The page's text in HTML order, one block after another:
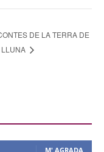
DE LA TERRA DE
LLUNA
M' AGRADA